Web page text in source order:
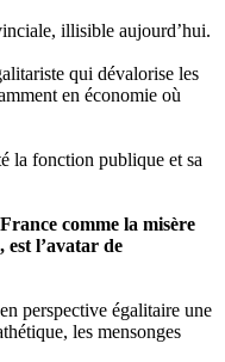
illisible aujourd’hui.
qui dévalorise les
en économie où
la fonction publique et sa
comme la misère
est l’avatar de
perspective égalitaire une
les mensonges